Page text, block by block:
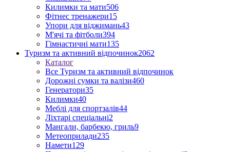
Килимки та мати506
Фітнес тренажери15
Упори для віджимань43
М'ячі та фітболи394
Гімнастичні мати135
Туризм та активний відпочинок2062
Каталог
Все Туризм та активний відпочинок
Дорожні сумки та валізи460
Генератори35
Килимки40
Меблі для спортзалів44
Ліхтарі спеціальні2
Мангали, барбекю, гриль9
Метеоприлади235
Намети129